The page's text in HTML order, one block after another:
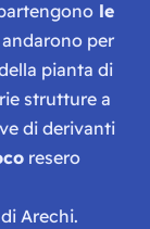
le
andarono per
pianta di
strutture a
di derivanti
resero
Arechi.